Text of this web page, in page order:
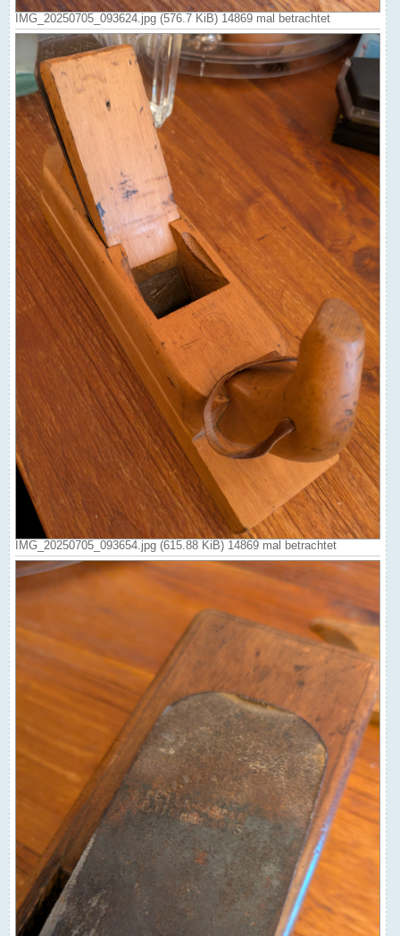
IMG_20250705_093624.jpg (576.7 KiB) 14869 mal betrachtet
IMG_20250705_093654.jpg (615.88 KiB) 14869 mal betrachtet